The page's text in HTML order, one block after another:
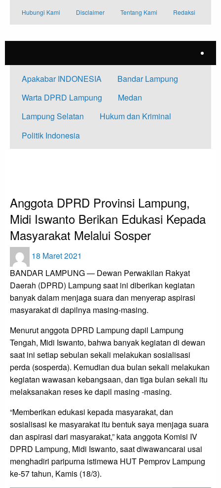
Hubungi Kami Disclaimer Tentang Kami Redaksi
Apakabar INDONESIA
Bandar Lampung
Warta DPRD Lampung
Medan
Lampung Selatan
Hukum dan Kriminal
Politik Indonesia
Anggota DPRD Provinsi Lampung,
Midi Iswanto Berikan Edukasi Kepada
Masyarakat Melalui Sosper
Posted
18 Maret 2021
BANDAR LAMPUNG — Dewan Perwakilan Rakyat
Daerah (DPRD) Lampung saat ini diberikan kegiatan
banyak dalam menjaga suara dan menyerap aspirasi
masyarakat di dapilnya masing-masing.
Menurut anggota DPRD Lampung dapil Lampung
Tengah, Midi Iswanto, bahwa banyak kegiatan di dewan
saat ini setiap sebulan sekali melakukan sosialisasi
perda (sosperda). Kemudian dua bulan sekali melakukan
kegiatan wawasan kebangsaan, dan tiga bulan sekali itu
melaksanakan reses ke dapil masing -masing.
“Memberikan edukasi kepada masyarakat, dan
sosialisasi ke masyarakat itu bentuk saya menjaga suara
dan aspirasi dari masyarakat,” kata anggota Komisi IV
DPRD Lampung, Midi Iswanto, saat diwawancarai usai
menghadiri paripurna istimewa HUT Pemprov Lampung
ke-57 tahun, Kamis (18/3).